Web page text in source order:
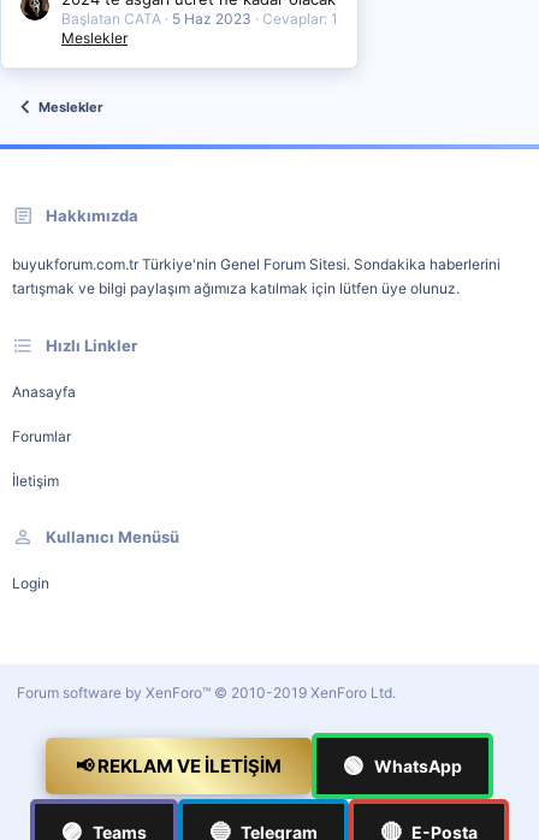
Başlatan CATA 5 Haz 2023
Cevaplar: 1
Meslekler
Meslekler
Hakkımızda
buyukforum.com.tr Türkiye'nin Genel Forum Sitesi. Sondakika haberlerini
tartışmak ve bilgi paylaşım ağımıza katılmak için lütfen üye olunuz.
Hızlı Linkler
Anasayfa
Forumlar
İletişim
Kullanıcı Menüsü
Login
Forum software by XenForo™ © 2010-2019 XenForo Ltd.
📢 REKLAM VE İLETIŞIM 🟢 WhatsApp
🟣 Teams 🔵 Telegram 🔴 E-Posta